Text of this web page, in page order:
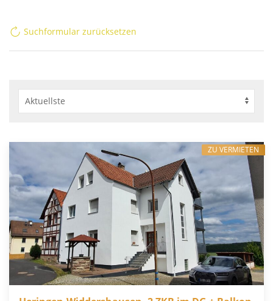
Suchformular zurücksetzen
ZU VERMIETEN